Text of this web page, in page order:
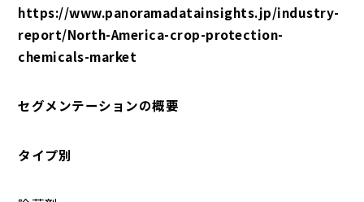
https://www.panoramadatainsights.jp/industry-
report/North-America-crop-protection-
chemicals-market
セグメンテーションの概要
タイプ別